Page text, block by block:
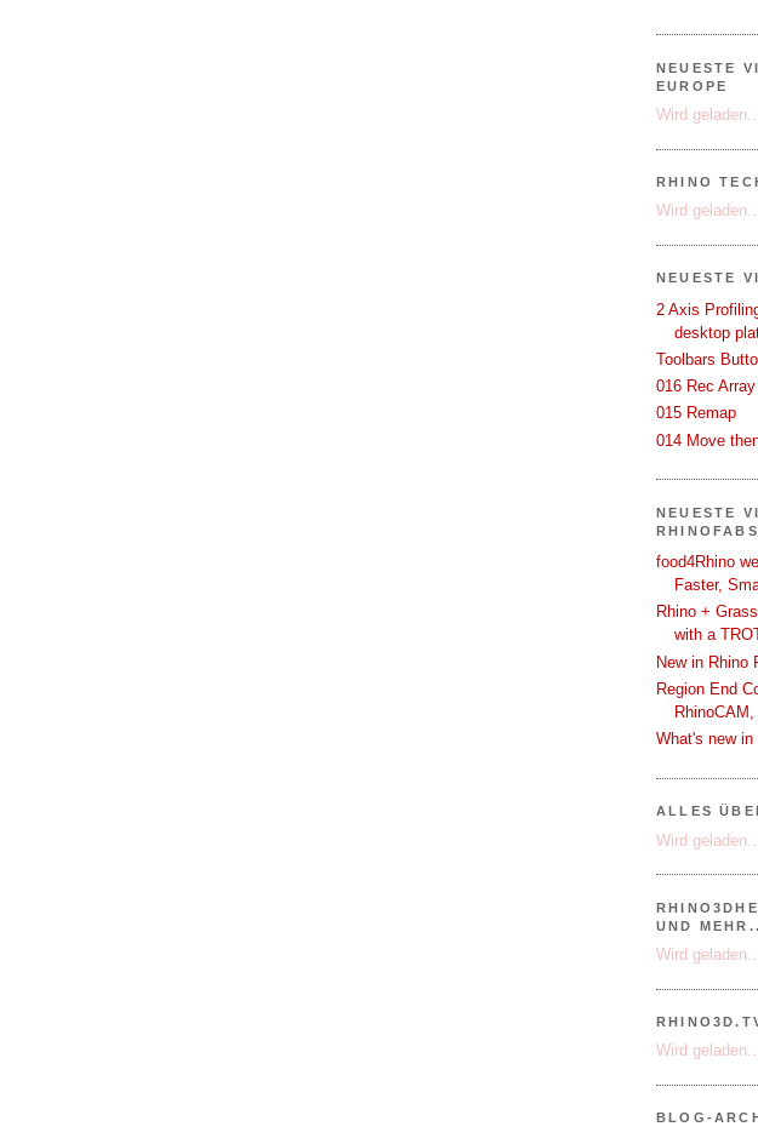
NEUESTE
EUROPE
Wird
RHINO
Wird
NEUESTE
2 Axis
desktop
Toolbars
016 Rec Array
015 Remap
014 Move
NEUESTE
food4Rhino
Faster,
Rhino +
with a
New in Rhino
Region End
What's new
ALLES
Wird
UND
Wird
Wird
BLOG-